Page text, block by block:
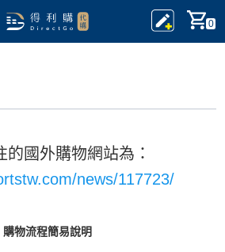
0
的國外購物網站為：
news/117723/
購物流程簡易說明